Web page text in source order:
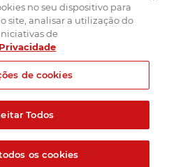
Política de privacidade
Created by
no seu dispositivo para
site, analisar a utilização do
de
de cookies
Todos
os cookies